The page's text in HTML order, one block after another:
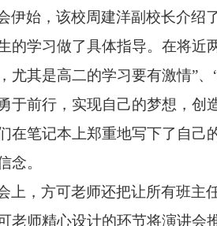
伊始，该校周建洋副校长介绍
的学习做了具体指导。在将近
尤其是高二的学习要有激情”
于前行，实现自己的梦想，创
在笔记本上郑重地写下了自己
念。
上，方可老师还把让所有班主
老师精心设计的环节将演讲会